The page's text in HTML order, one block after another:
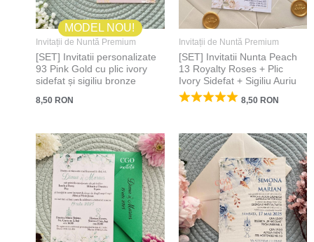
MODEL NOU!
Invitații de Nuntă Premium
[SET] Invitatii personalizate
93 Pink Gold cu plic ivory
sidefat și sigiliu bronze
8,50 RON
Invitații de Nuntă Premium
[SET] Invitatii Nunta Peach
13 Royalty Roses + Plic
Ivory Sidefat + Sigiliu Auriu
8,50 RON